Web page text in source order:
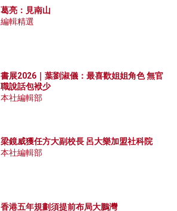
葛亮：見南山
編輯精選
書展2026｜葉劉淑儀：最喜歡姐姐角色 無官
職說話包袱少
本社編輯部
梁鏡威獲任方大副校長 呂大樂加盟社科院
本社編輯部
香港五年規劃須提前布局大鵬灣